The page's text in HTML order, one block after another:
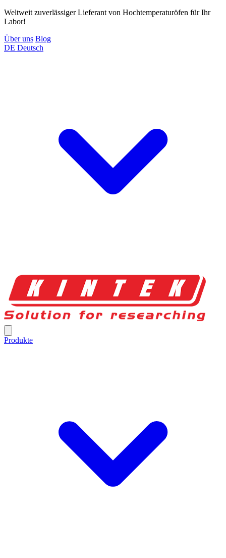
Weltweit zuverlässiger Lieferant von Hochtemperaturöfen für Ihr
Labor!
Über uns Blog
DE Deutsch
Produkte